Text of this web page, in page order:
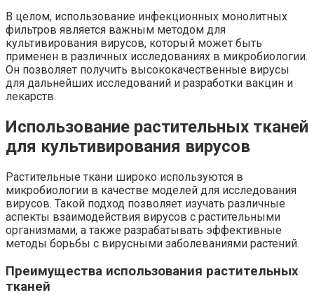
В целом, использование инфекционных монолитных
фильтров является важным методом для
культивирования вирусов, который может быть
применен в различных исследованиях в микробиологии.
Он позволяет получить высококачественные вирусы
для дальнейших исследований и разработки вакцин и
лекарств.
Использование растительных тканей
для культивирования вирусов
Растительные ткани широко используются в
микробиологии в качестве моделей для исследования
вирусов. Такой подход позволяет изучать различные
аспекты взаимодействия вирусов с растительными
организмами, а также разрабатывать эффективные
методы борьбы с вирусными заболеваниями растений.
Преимущества использования растительных
тканей